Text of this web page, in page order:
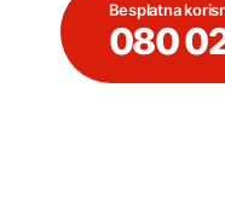
Besplatna
080